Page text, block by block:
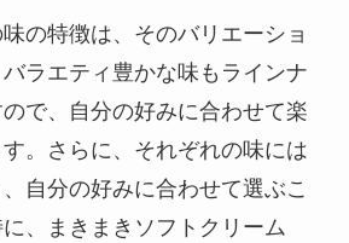
の特徴は、そのバリエーショ
ラエティ豊かな味もラインナ
で、自分の好みに合わせて楽
。さらに、それぞれの味には
自分の好みに合わせて選ぶこ
、まきまきソフトクリーム